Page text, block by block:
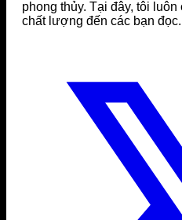
phong thủy. Tại đây, tôi
chất lượng đến các bạn đọc.